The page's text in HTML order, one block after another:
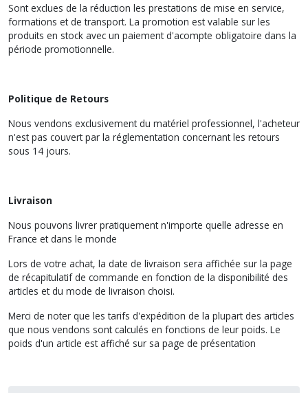
Sont exclues de la réduction les prestations de mise en service,
formations et de transport. La promotion est valable sur les
produits en stock avec un paiement d'acompte obligatoire dans la
période promotionnelle.
Politique de Retours
Nous vendons exclusivement du matériel professionnel, l'acheteur
n'est pas couvert par la réglementation concernant les retours
sous 14 jours.
Livraison
Nous pouvons livrer pratiquement n'importe quelle adresse en
France et dans le monde
Lors de votre achat, la date de livraison sera affichée sur la page
de récapitulatif de commande en fonction de la disponibilité des
articles et du mode de livraison choisi.
Merci de noter que les tarifs d'expédition de la plupart des articles
que nous vendons sont calculés en fonctions de leur poids. Le
poids d'un article est affiché sur sa page de présentation